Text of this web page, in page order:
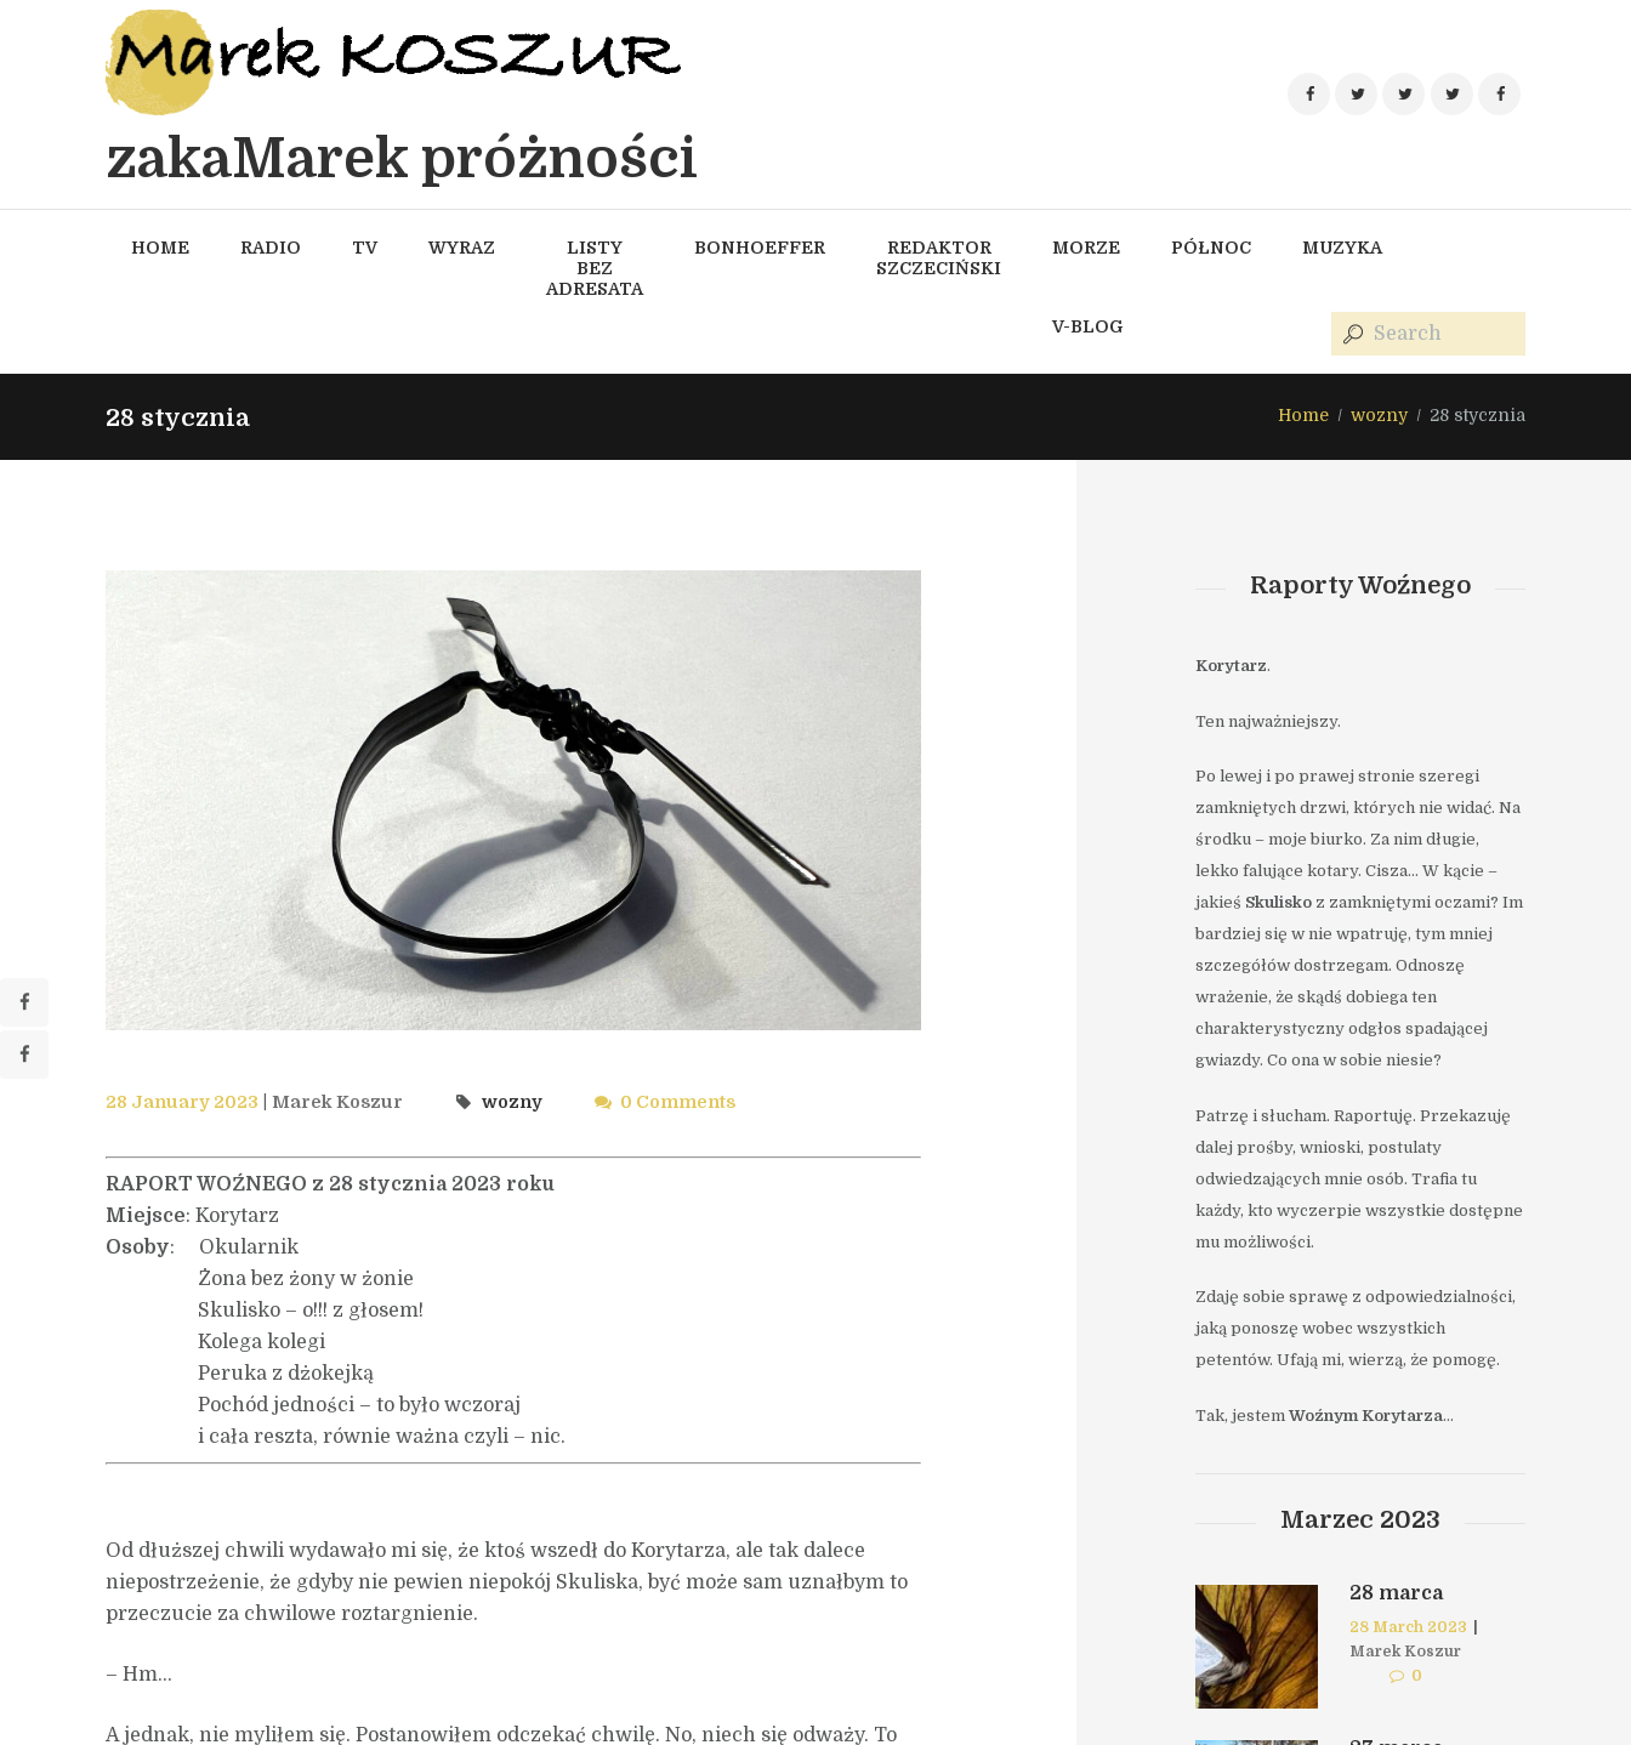
zakaMarek próżności
HOME RADIO TV WYRAZ
LISTY
BEZ
ADRESATA
BONHOEFFER
REDAKTOR
SZCZECIŃSKI
MORZE PÓŁNOC MUZYKA
V-BLOG
28 stycznia Home wozny 28 stycznia
28 January 2023 Marek Koszur wozny 0 Comments
RAPORT WOŹNEGO z 28 stycznia 2023 roku
Miejsce: Korytarz
Osoby: Okularnik
Żona bez żony w żonie
Skulisko – o!!! z głosem!
Kolega kolegi
Peruka z dżokejką
Pochód jedności – to było wczoraj
i cała reszta, równie ważna czyli – nic.
Od dłuższej chwili wydawało mi się, że ktoś wszedł do Korytarza, ale tak dalece
niepostrzeżenie, że gdyby nie pewien niepokój Skuliska, być może sam uznałbym to
przeczucie za chwilowe roztargnienie.
– Hm…
A jednak, nie myliłem się. Postanowiłem odczekać chwilę. No, niech się odważy. To
Raporty Woźnego
Korytarz.
Ten najważniejszy.
Po lewej i po prawej stronie szeregi
zamkniętych drzwi, których nie widać. Na
środku – moje biurko. Za nim długie,
lekko falujące kotary. Cisza… W kącie –
jakieś Skulisko z zamkniętymi oczami? Im
bardziej się w nie wpatruję, tym mniej
szczegółów dostrzegam. Odnoszę
wrażenie, że skądś dobiega ten
charakterystyczny odgłos spadającej
gwiazdy. Co ona w sobie niesie?
Patrzę i słucham. Raportuję. Przekazuję
dalej prośby, wnioski, postulaty
odwiedzających mnie osób. Trafia tu
każdy, kto wyczerpie wszystkie dostępne
mu możliwości.
Zdaję sobie sprawę z odpowiedzialności,
jaką ponoszę wobec wszystkich
petentów. Ufają mi, wierzą, że pomogę.
Tak, jestem Woźnym Korytarza…
Marzec 2023
28 marca
28 March 2023
Marek Koszur
0